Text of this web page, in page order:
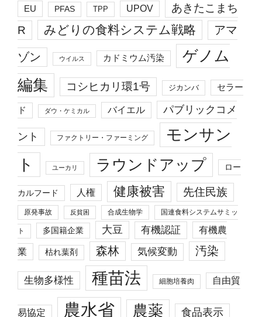
EU PFAS TPP UPOV
あきたこまち
R
みどりの食料システム戦略 アマ
ゾン ウイルス カドミウム汚染
ゲノム
編集
コシヒカリ環1号 ジカンバ セラー
ド ダウ・ケミカル バイエル パブリックコメ
ント ファクトリー・ファーミング
モンサン
ト
ユーカリ ラウンドアップ ロー
カルフード 人権 健康被害 先住民族
原発事故 反貧困 合成生物学 国連食料システムサミッ
ト 多国籍企業 大豆 有機認証 有機農
業 枯れ葉剤 森林 気候変動 汚染
生物多様性 種苗法 細胞培養肉 自由貿
易協定 農水省 農薬 食品表示